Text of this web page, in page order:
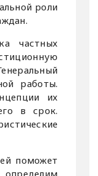
роли
частных
работы.
их
в срок.
поможет